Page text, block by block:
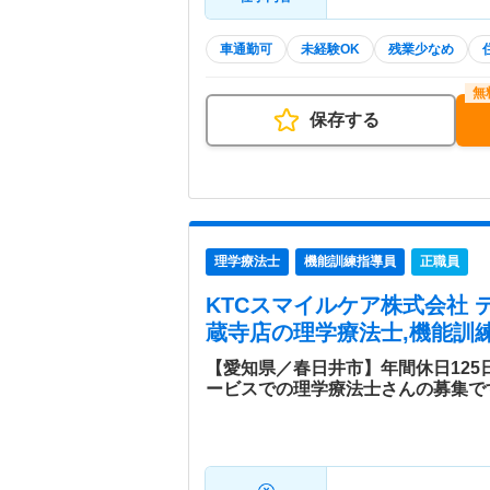
車通勤可 未経験OK 残業少なめ
保存する
理学療法士 機能訓練指導員 正職員
KTCスマイルケア株式会社
蔵寺店の理学療法士,機能訓
【愛知県／春日井市】年間休日
ービスでの理学療法士さんの募集で